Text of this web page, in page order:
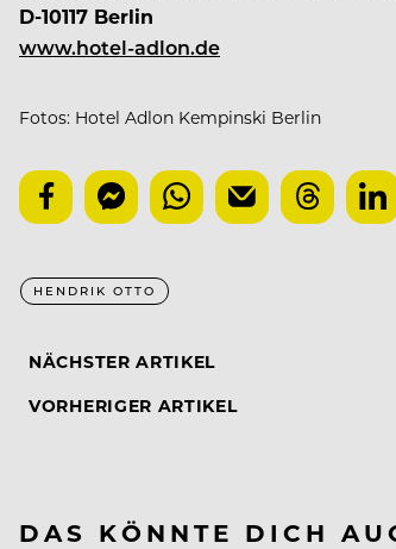
D-10117 Berlin
www.hotel-adlon.de
Fotos: Hotel Adlon Kempinski Berlin
HENDRIK OTTO
NÄCHSTER ARTIKEL
VORHERIGER ARTIKEL
DAS KÖNNTE DICH